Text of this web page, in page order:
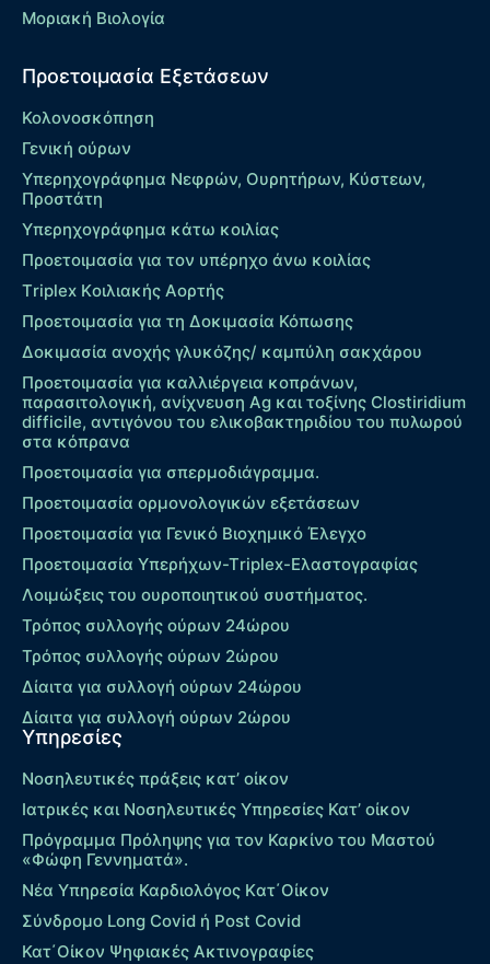
Μοριακή Βιολογία
Προετοιμασία Εξετάσεων
Κολονοσκόπηση
Γενική ούρων
Υπερηχογράφημα Νεφρών, Ουρητήρων, Κύστεων,
Προστάτη
Υπερηχογράφημα κάτω κοιλίας
Προετοιμασία για τον υπέρηχο άνω κοιλίας
Τriplex Kοιλιακής Αορτής
Προετοιμασία για τη Δοκιμασία Κόπωσης
Δοκιμασία ανοχής γλυκόζης/ καμπύλη σακχάρου
Προετοιμασία για καλλιέργεια κοπράνων,
παρασιτολογική, ανίχνευση Ag και τοξίνης Clostiridium
difficile, αντιγόνου του ελικοβακτηριδίου του πυλωρού
στα κόπρανα
Προετοιμασία για σπερμοδιάγραμμα.
Προετοιμασία ορμονολογικών εξετάσεων
Προετοιμασία για Γενικό Βιοχημικό Έλεγχο
Προετοιμασία Υπερήχων-Τriplex-Ελαστογραφίας
Λοιμώξεις του ουροποιητικού συστήματος.
Τρόπος συλλογής ούρων 24ώρου
Τρόπος συλλογής ούρων 2ώρου
Δίαιτα για συλλογή ούρων 24ώρου
Δίαιτα για συλλογή ούρων 2ώρου
Υπηρεσίες
Νοσηλευτικές πράξεις κατ’ οίκον
Ιατρικές και Νοσηλευτικές Υπηρεσίες Κατ’ οίκον
Πρόγραμμα Πρόληψης για τον Καρκίνο του Μαστού
«Φώφη Γεννηματά».
Νέα Υπηρεσία Καρδιολόγος Kατ΄Οίκον
Σύνδρομο Long Covid ή Post Covid
Κατ΄Οίκον Ψηφιακές Ακτινογραφίες